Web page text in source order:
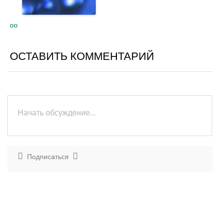
оо
ОСТАВИТЬ КОММЕНТАРИЙ
Подписаться